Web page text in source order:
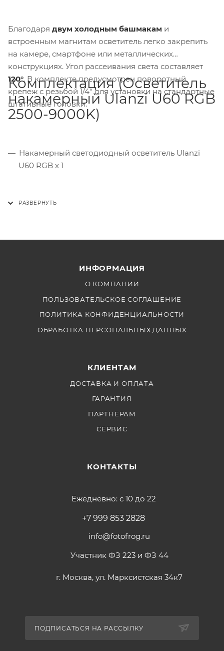
Благодаря двум холодным башмакам и
встроенным магнитам осветитель легко закрепить
на камере, смартфоне или металлических
конструкциях. Угол рассеивания света составляет
120°. В комплекте предусмотрен поворотный
крепеж с резьбой 1/4" для установки на стандартные
штативные головки.
Комплектация (Осветитель
накамерный Ulanzi U60 RGB
2500-9000K)
Накамерный светодиодный осветитель Ulanzi
U60 RGB х 1
ИНФОРМАЦИЯ
О КОМПАНИИ
ПОЛЬЗОВАТЕЛЬСКОЕ СОГЛАШЕНИЕ
ПОЛИТИКА КОНФИДЕНЦИАЛЬНОСТИ
ОБРАБОТКА ПЕРСОНАЛЬНЫХ ДАННЫХ
КЛИЕНТАМ
ДОСТАВКА И ОПЛАТА
ГАРАНТИЯ
ПАРТНЕРАМ
СЕРВИС
КОНТАКТЫ
Ежедневно: с 10 до 22
+7 999 853 2828
info@fotofrog.ru
Участник ФЗ 223 и ФЗ 44
г. Москва, ул. Марксистская 34к7
ПОДПИСАТЬСЯ НА РАССЫЛКУ